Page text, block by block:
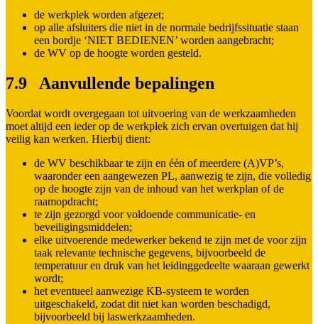
de werkplek worden afgezet;
op alle afsluiters die niet in de normale bedrijfssituatie staan
een bordje ‘NIET BEDIENEN’ worden aangebracht;
de WV op de hoogte worden gesteld.
7.9 Aanvullende bepalingen
Voordat wordt overgegaan tot uitvoering van de werkzaamheden
moet altijd een ieder op de werkplek zich ervan overtuigen dat hij
veilig kan werken. Hierbij dient:
de WV beschikbaar te zijn en één of meerdere (A)VP’s,
waaronder een aangewezen PL, aanwezig te zijn, die volledig
op de hoogte zijn van de inhoud van het werkplan of de
raamopdracht;
te zijn gezorgd voor voldoende communicatie- en
beveiligingsmiddelen;
elke uitvoerende medewerker bekend te zijn met de voor zijn
taak relevante technische gegevens, bijvoorbeeld de
temperatuur en druk van het leidinggedeelte waaraan gewerkt
wordt;
het eventueel aanwezige KB-systeem te worden
uitgeschakeld, zodat dit niet kan worden beschadigd,
bijvoorbeeld bij laswerkzaamheden.